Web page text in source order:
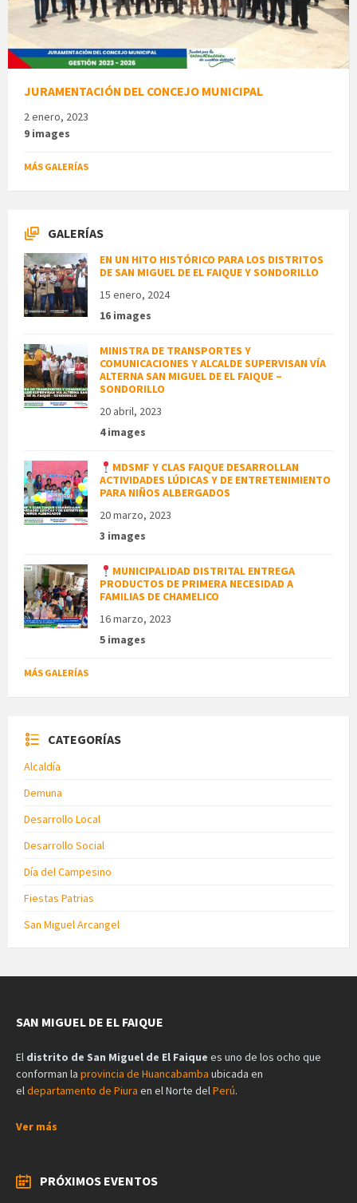
JURAMENTACIÓN DEL CONCEJO MUNICIPAL
2 enero, 2023
9 images
MÁS GALERÍAS
GALERÍAS
EN UN HITO HISTÓRICO PARA LOS DISTRITOS
DE SAN MIGUEL DE EL FAIQUE Y SONDORILLO
15 enero, 2024
16 images
MINISTRA DE TRANSPORTES Y
COMUNICACIONES Y ALCALDE SUPERVISAN VÍA
ALTERNA SAN MIGUEL DE EL FAIQUE –
SONDORILLO
20 abril, 2023
4 images
MDSMF Y CLAS FAIQUE DESARROLLAN
ACTIVIDADES LÚDICAS Y DE ENTRETENIMIENTO
PARA NIÑOS ALBERGADOS
20 marzo, 2023
3 images
MUNICIPALIDAD DISTRITAL ENTREGA
PRODUCTOS DE PRIMERA NECESIDAD A
FAMILIAS DE CHAMELICO
16 marzo, 2023
5 images
MÁS GALERÍAS
CATEGORÍAS
Alcaldía
Demuna
Desarrollo Local
Desarrollo Social
Día del Campesino
Fiestas Patrias
San Miguel Arcangel
SAN MIGUEL DE EL FAIQUE
El distrito de San Miguel de El Faique es uno de los ocho que
conforman la provincia de Huancabamba ubicada en
eldepartamento de Piura en el Norte delPerú.
Ver más
PRÓXIMOS EVENTOS